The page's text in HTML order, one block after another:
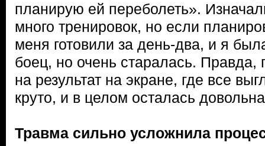
планирую ей переболеть».
много тренировок, но если
меня готовили за день-два, и я
боец, но очень старалась. Правда,
на результат на экране, где все
круто, и в целом осталась
Травма сильно усложнила